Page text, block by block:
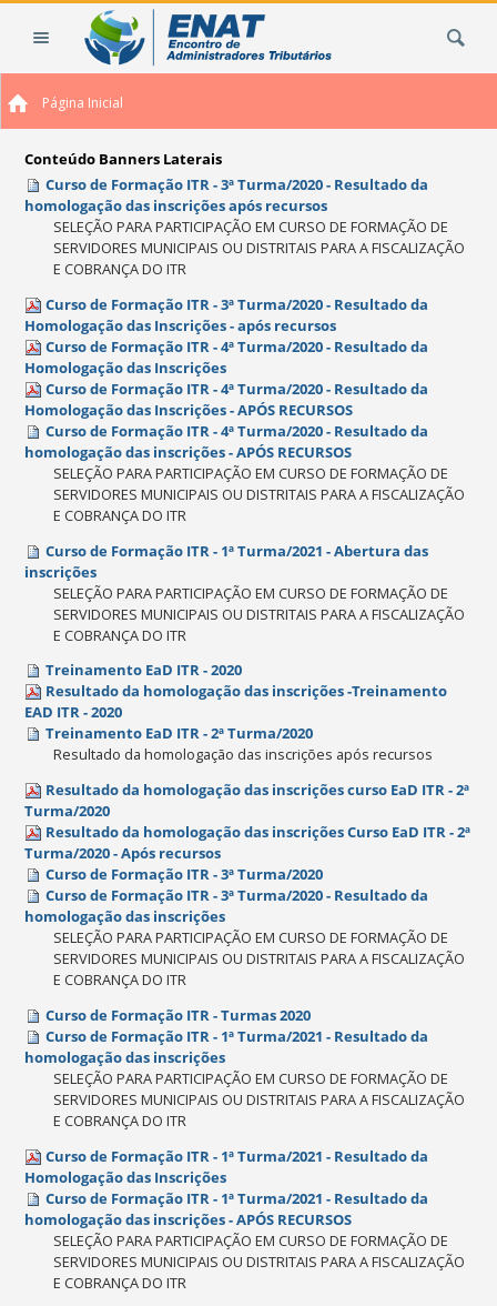
Página Inicial
Conteúdo Banners Laterais
Curso de Formação ITR - 3ª Turma/2020 - Resultado da
homologação das inscrições após recursos
SELEÇÃO PARA PARTICIPAÇÃO EM CURSO DE FORMAÇÃO DE
SERVIDORES MUNICIPAIS OU DISTRITAIS PARA A FISCALIZAÇÃO
E COBRANÇA DO ITR
Curso de Formação ITR - 3ª Turma/2020 - Resultado da
Homologação das Inscrições - após recursos
Curso de Formação ITR - 4ª Turma/2020 - Resultado da
Homologação das Inscrições
Curso de Formação ITR - 4ª Turma/2020 - Resultado da
Homologação das Inscrições - APÓS RECURSOS
Curso de Formação ITR - 4ª Turma/2020 - Resultado da
homologação das inscrições - APÓS RECURSOS
SELEÇÃO PARA PARTICIPAÇÃO EM CURSO DE FORMAÇÃO DE
SERVIDORES MUNICIPAIS OU DISTRITAIS PARA A FISCALIZAÇÃO
E COBRANÇA DO ITR
Curso de Formação ITR - 1ª Turma/2021 - Abertura das
inscrições
SELEÇÃO PARA PARTICIPAÇÃO EM CURSO DE FORMAÇÃO DE
SERVIDORES MUNICIPAIS OU DISTRITAIS PARA A FISCALIZAÇÃO
E COBRANÇA DO ITR
Treinamento EaD ITR - 2020
Resultado da homologação das inscrições -Treinamento
EAD ITR - 2020
Treinamento EaD ITR - 2ª Turma/2020
Resultado da homologação das inscrições após recursos
Resultado da homologação das inscrições curso EaD ITR - 2ª
Turma/2020
Resultado da homologação das inscrições Curso EaD ITR - 2ª
Turma/2020 - Após recursos
Curso de Formação ITR - 3ª Turma/2020
Curso de Formação ITR - 3ª Turma/2020 - Resultado da
homologação das inscrições
SELEÇÃO PARA PARTICIPAÇÃO EM CURSO DE FORMAÇÃO DE
SERVIDORES MUNICIPAIS OU DISTRITAIS PARA A FISCALIZAÇÃO
E COBRANÇA DO ITR
Curso de Formação ITR - Turmas 2020
Curso de Formação ITR - 1ª Turma/2021 - Resultado da
homologação das inscrições
SELEÇÃO PARA PARTICIPAÇÃO EM CURSO DE FORMAÇÃO DE
SERVIDORES MUNICIPAIS OU DISTRITAIS PARA A FISCALIZAÇÃO
E COBRANÇA DO ITR
Curso de Formação ITR - 1ª Turma/2021 - Resultado da
Homologação das Inscrições
Curso de Formação ITR - 1ª Turma/2021 - Resultado da
homologação das inscrições - APÓS RECURSOS
SELEÇÃO PARA PARTICIPAÇÃO EM CURSO DE FORMAÇÃO DE
SERVIDORES MUNICIPAIS OU DISTRITAIS PARA A FISCALIZAÇÃO
E COBRANÇA DO ITR